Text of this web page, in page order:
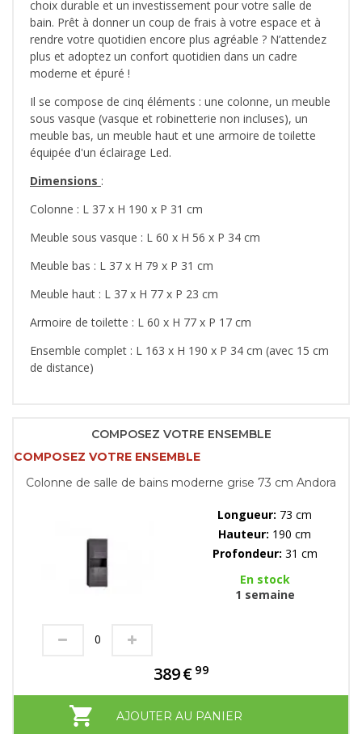
choix durable et un investissement pour votre salle de
bain. Prêt à donner un coup de frais à votre espace et à
rendre votre quotidien encore plus agréable ? N’attendez
plus et adoptez un confort quotidien dans un cadre
moderne et épuré !
Il se compose de cinq éléments : une colonne, un meuble
sous vasque (vasque et robinetterie non incluses), un
meuble bas, un meuble haut et une armoire de toilette
équipée d'un éclairage Led.
Dimensions :
Colonne : L 37 x H 190 x P 31 cm
Meuble sous vasque : L 60 x H 56 x P 34 cm
Meuble bas : L 37 x H 79 x P 31 cm
Meuble haut : L 37 x H 77 x P 23 cm
Armoire de toilette : L 60 x H 77 x P 17 cm
Ensemble complet : L 163 x H 190 x P 34 cm (avec 15 cm
de distance)
COMPOSEZ VOTRE ENSEMBLE
COMPOSEZ VOTRE ENSEMBLE
Colonne de salle de bains moderne grise 73 cm Andora
Longueur: 73 cm
Hauteur: 190 cm
Profondeur: 31 cm
En stock
1 semaine
389€ 99
AJOUTER AU PANIER